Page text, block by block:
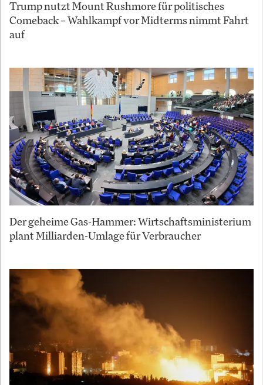
Trump nutzt Mount Rushmore für politisches
Comeback – Wahlkampf vor Midterms nimmt Fahrt
auf
Der geheime Gas-Hammer: Wirtschaftsministerium
plant Milliarden-Umlage für Verbraucher